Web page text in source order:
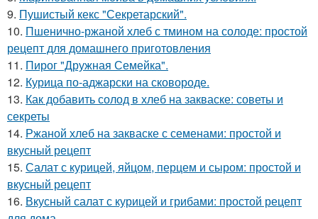
9. Пушистый кекс "Секретарский".
10. Пшенично-ржаной хлеб с тмином на солоде: простой
рецепт для домашнего приготовления
11. Пирог "Дружная Семейка".
12. Курица по-аджарски на сковороде.
13. Как добавить солод в хлеб на закваске: советы и
секреты
14. Ржаной хлеб на закваске с семенами: простой и
вкусный рецепт
15. Салат с курицей, яйцом, перцем и сыром: простой и
вкусный рецепт
16. Вкусный салат с курицей и грибами: простой рецепт